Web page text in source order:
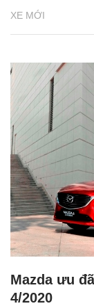
XE MỚI
Mazda ưu
4/2020